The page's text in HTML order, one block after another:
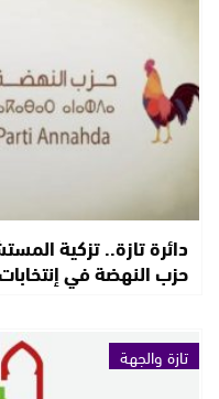
دائرة تازة.. تزكية
حزب النهضة في إنتخابات 23
تازة والجهة